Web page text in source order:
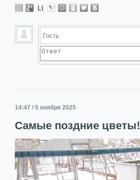
14:47 / 5 ноября 2025
Самые поздние цветы!